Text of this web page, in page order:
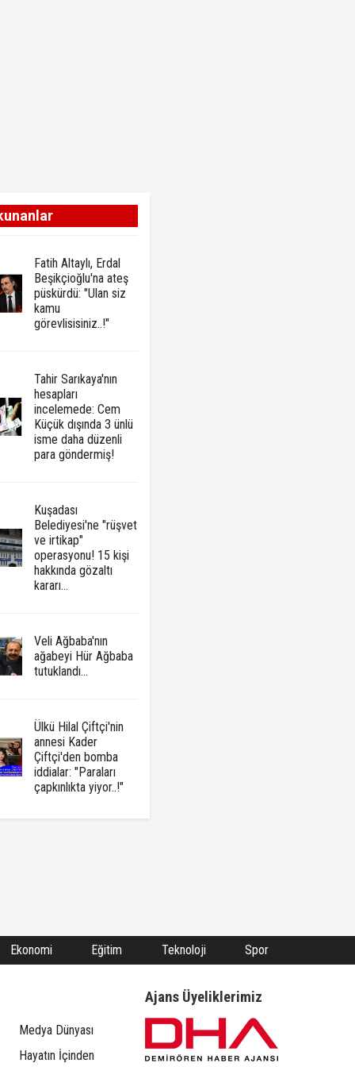
Fatih Altaylı, Erdal
Beşikçioğlu'na ateş
püskürdü: "Ulan siz
kamu
görevlisisiniz..!"
Tahir Sarıkaya'nın
hesapları
incelemede: Cem
Küçük dışında 3 ünlü
isme daha düzenli
para göndermiş!
Kuşadası
Belediyesi'ne "rüşvet
ve irtikap"
operasyonu! 15 kişi
hakkında gözaltı
kararı...
Veli Ağbaba'nın
ağabeyi Hür Ağbaba
tutuklandı...
Ülkü Hilal Çiftçi'nin
annesi Kader
Çiftçi'den bomba
iddialar: "Paraları
çapkınlıkta yiyor..!"
Ekonomi Eğitim Teknoloji Spor
Medya Dünyası
Hayatın İçinden
Ajans Üyeliklerimiz